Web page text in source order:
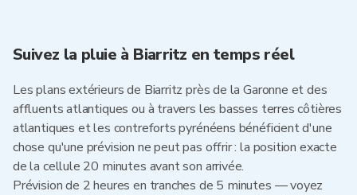
Suivez la pluie à Biarritz en temps réel
Les plans extérieurs de Biarritz près de la Garonne et des
affluents atlantiques ou à travers les basses terres côtières
atlantiques et les contreforts pyrénéens bénéficient d'une
chose qu'une prévision ne peut pas offrir : la position exacte
de la cellule 20 minutes avant son arrivée.
Prévision de 2 heures en tranches de 5 minutes — voyez